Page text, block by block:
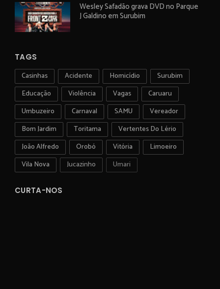
Wesley Safadão grava DVD no Parque
J Galdino em Surubim
TAGS
Casinhas Acidente Homicídio
Surubim
Educação
Violência Vagas
Caruaru
Umbuzeiro
Carnaval SAMU
Vereador
Bom Jardim
Toritama
Vertentes Do Lério
João Alfredo
Orobó Vitória
Limoeiro
Vila Nova
Jucazinho Umari
CURTA-NOS